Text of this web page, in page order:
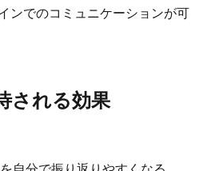
ンでのコミュニケーションが可
される効果